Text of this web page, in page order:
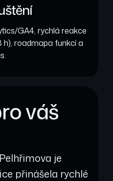
GA4, rychlá reakce
h), roadmapa funkcí a
váš
je
přinášela rychlé